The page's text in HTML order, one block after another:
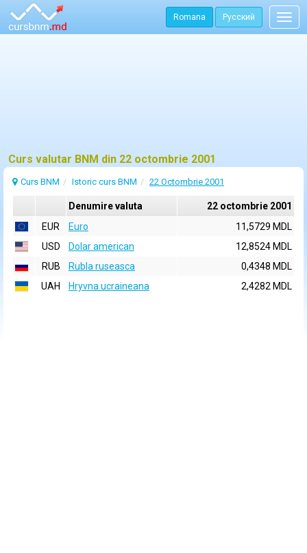
Romana Русский
Curs valutar BNM din 22 octombrie 2001
Curs BNM Istoric curs BNM 22 Octombrie 2001
Denumire valuta
22 octombrie 2001
EUR
Euro
11,5729 MDL
USD
Dolar american
12,8524 MDL
RUB
Rubla ruseasca
0,4348 MDL
UAH
Hryvna ucraineana 2,4282 MDL